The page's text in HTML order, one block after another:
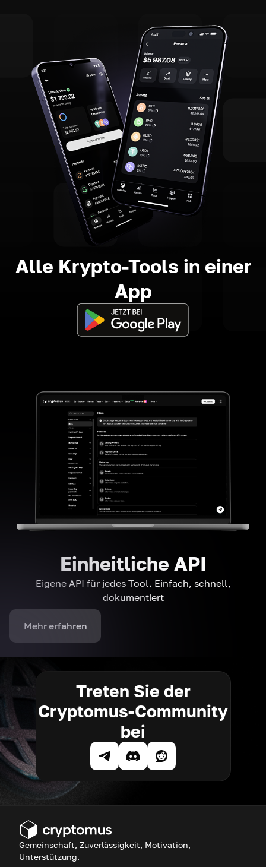
Alle Krypto-Tools in einer
App
Einheitliche API
Eigene API für jedes Tool. Einfach, schnell,
dokumentiert
Mehr erfahren
Treten Sie der
Cryptomus-Community
bei
Gemeinschaft, Zuverlässigkeit, Motivation,
Unterstützung.